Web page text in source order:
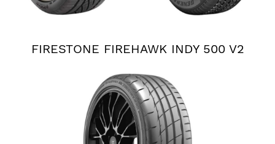
FIRESTONE FIREHAWK INDY 500 V2